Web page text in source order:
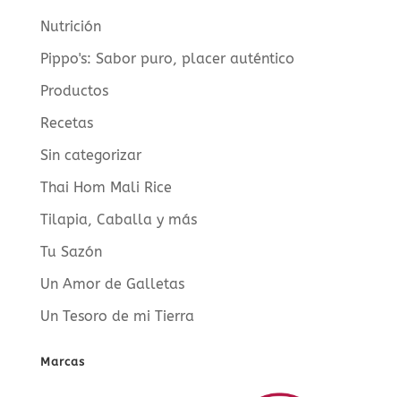
Nutrición
Pippo's: Sabor puro, placer auténtico
Productos
Recetas
Sin categorizar
Thai Hom Mali Rice
Tilapia, Caballa y más
Tu Sazón
Un Amor de Galletas
Un Tesoro de mi Tierra
Marcas